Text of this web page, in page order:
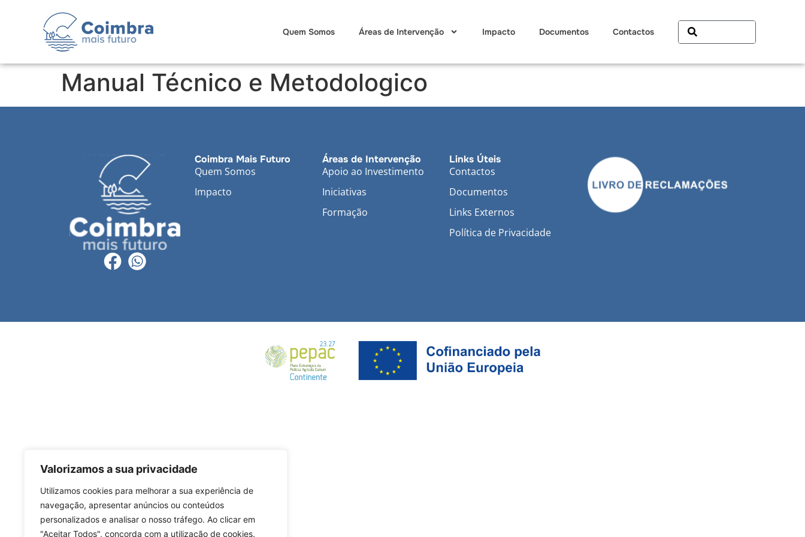
Valorizamos a sua privacidade
Utilizamos cookies para melhorar a sua experiência de
navegação, apresentar anúncios ou conteúdos
personalizados e analisar o nosso tráfego. Ao clicar em
"Aceitar Todos", concorda com a utilização de cookies.
Quem Somos Áreas de Intervenção Impacto Documentos Contactos
Manual Técnico e Metodologico
Coimbra Mais Futuro
Quem Somos
Impacto
Áreas de Intervenção
Apoio ao Investimento
Iniciativas
Formação
Links Úteis
Contactos
Documentos
Links Externos
Política de Privacidade